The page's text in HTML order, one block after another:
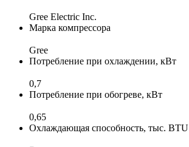
Gree Electric Inc.
Марка компрессора
Gree
Потребление при охлаждении, кВт
0,7
Потребление при обогреве, кВт
0,65
Охлаждающая способность, тыс. BTU